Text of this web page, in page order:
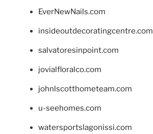
EverNewNails.com
insideoutdecoratingcentre.com
salvatoresinpoint.com
jovialfloralco.com
johnlscotthometeam.com
u-seehomes.com
watersportslagonissi.com